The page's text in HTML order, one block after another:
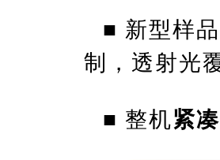
■ 新型样
制，透射光
■ 整机紧